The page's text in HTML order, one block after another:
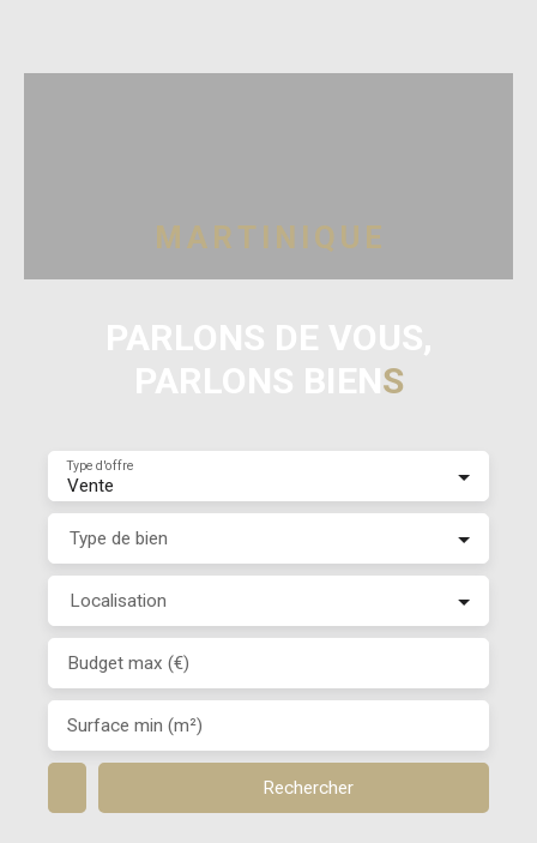
M A R T I N I Q U E
S
Vente
Type d'offre
Type de bien
Localisation
Budget max (€)
Surface min (m²)
Rechercher